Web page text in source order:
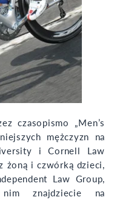
czasopismo „Men’s
mężczyzn na
i Cornell Law
żoną i czwórką dzieci,
Law Group,
znajdziecie na